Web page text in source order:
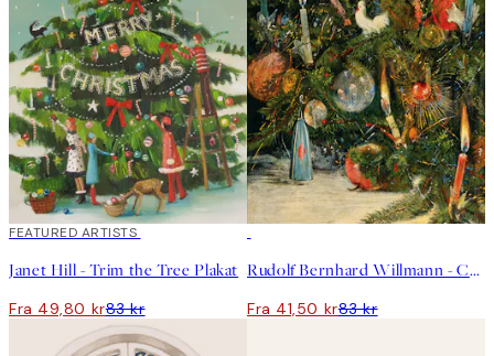
40%*
FEATURED ARTISTS
Janet Hill - Trim the Tree Plakat
Fra 49,80 kr83 kr
Rudolf Bernhard Willmann - Christmas Tree Plakat
Fra 41,50 kr83 kr